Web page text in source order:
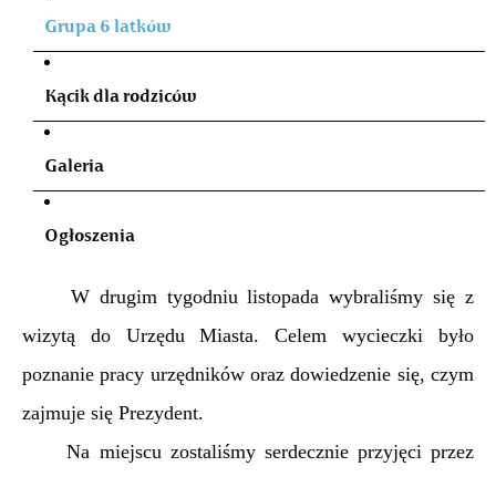
Grupa 6 latków
Kącik dla rodziców
Galeria
Ogłoszenia
W drugim tygodniu listopada wybraliśmy się z
wizytą do Urzędu Miasta. Celem wycieczki było
poznanie pracy urzędników oraz dowiedzenie się, czym
zajmuje się Prezydent.
Na miejscu zostaliśmy serdecznie przyjęci przez